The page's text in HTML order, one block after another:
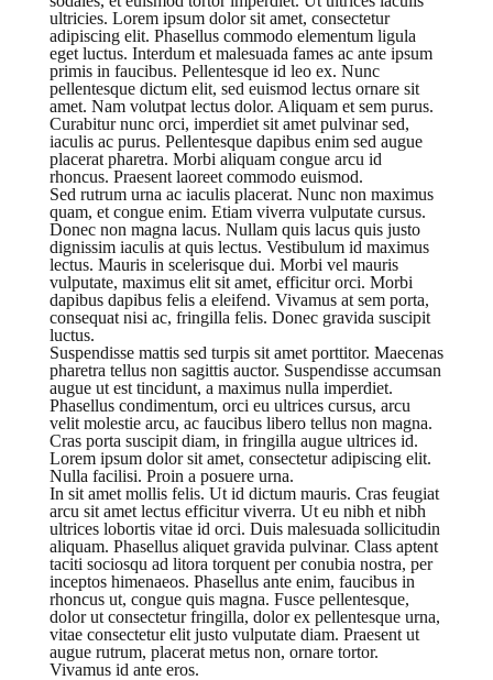
ultricies. Lorem ipsum dolor sit amet, consectetur
adipiscing elit. Phasellus commodo elementum ligula
eget luctus. Interdum et malesuada fames ac ante ipsum
primis in faucibus. Pellentesque id leo ex. Nunc
pellentesque dictum elit, sed euismod lectus ornare sit
amet. Nam volutpat lectus dolor. Aliquam et sem purus.
Curabitur nunc orci, imperdiet sit amet pulvinar sed,
iaculis ac purus. Pellentesque dapibus enim sed augue
placerat pharetra. Morbi aliquam congue arcu id
rhoncus. Praesent laoreet commodo euismod.
Sed rutrum urna ac iaculis placerat. Nunc non maximus
quam, et congue enim. Etiam viverra vulputate cursus.
Donec non magna lacus. Nullam quis lacus quis justo
dignissim iaculis at quis lectus. Vestibulum id maximus
lectus. Mauris in scelerisque dui. Morbi vel mauris
vulputate, maximus elit sit amet, efficitur orci. Morbi
dapibus dapibus felis a eleifend. Vivamus at sem porta,
consequat nisi ac, fringilla felis. Donec gravida suscipit
luctus.
Suspendisse mattis sed turpis sit amet porttitor. Maecenas
pharetra tellus non sagittis auctor. Suspendisse accumsan
augue ut est tincidunt, a maximus nulla imperdiet.
Phasellus condimentum, orci eu ultrices cursus, arcu
velit molestie arcu, ac faucibus libero tellus non magna.
Cras porta suscipit diam, in fringilla augue ultrices id.
Lorem ipsum dolor sit amet, consectetur adipiscing elit.
Nulla facilisi. Proin a posuere urna.
In sit amet mollis felis. Ut id dictum mauris. Cras feugiat
arcu sit amet lectus efficitur viverra. Ut eu nibh et nibh
ultrices lobortis vitae id orci. Duis malesuada sollicitudin
aliquam. Phasellus aliquet gravida pulvinar. Class aptent
taciti sociosqu ad litora torquent per conubia nostra, per
inceptos himenaeos. Phasellus ante enim, faucibus in
rhoncus ut, congue quis magna. Fusce pellentesque,
dolor ut consectetur fringilla, dolor ex pellentesque urna,
vitae consectetur elit justo vulputate diam. Praesent ut
augue rutrum, placerat metus non, ornare tortor.
Vivamus id ante eros.